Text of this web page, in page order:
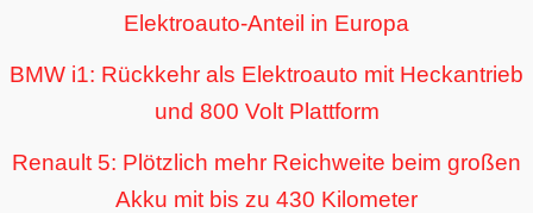
Elektroauto-Anteil in Europa
BMW i1: Rückkehr als Elektroauto mit Heckantrieb
und 800 Volt Plattform
Renault 5: Plötzlich mehr Reichweite beim großen
Akku mit bis zu 430 Kilometer